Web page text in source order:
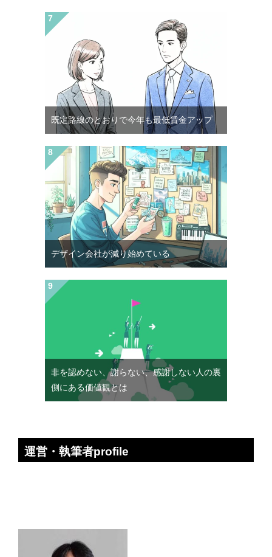
既定路線のとおりで今年も最低賃金アップ
デザイン会社が減り始めている
非を認めない、謝らない、感謝しない人の裏
側にある価値観とは
運営・執筆者profile